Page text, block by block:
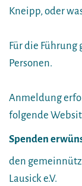
Kneipp, oder
Für die
Personen.
Anmeldung
folgende
Spenden
den
Lausick e.V.